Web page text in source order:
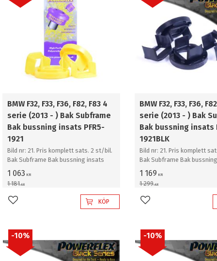
BMW F32, F33, F36, F82, F83 4
serie (2013 - ) Bak Subframe
Bak bussning insats PFR5-
1921
Bild nr: 21. Pris komplett sats. 2 st/bil.
Bak Subframe Bak bussning insats
1 063 KR
1 181KR
Lägg till i favoriter KÖP
BMW F32, F33, F36,
serie (2013 - ) Bak
Bak bussning insats
1921BLK
Bild nr: 21. Pris komplett
Bak Subframe Bak
1 169 KR
1 299KR
Lägg till i favoriter
10% 10%